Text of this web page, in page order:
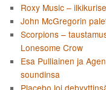
Roxy Music –
John McGregorin
Scorpions –
Lonesome Crow
Esa Pulliainen ja
soundinsa
Placebo loi